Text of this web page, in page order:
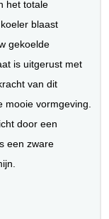
het totale
blaast
gekoelde
is uitgerust met
van dit
vormgeving.
door een
een zware